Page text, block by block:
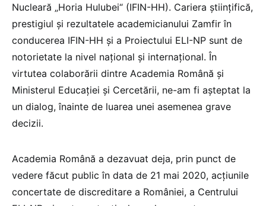
Nucleară „Horia Hulubei“ (IFIN-HH). Cariera ştiinţifică,
prestigiul și rezultatele academicianului Zamfir în
conducerea IFIN-HH și a Proiectului ELI-NP sunt de
notorietate la nivel naţional și internațional. În
virtutea colaborării dintre Academia Română și
Ministerul Educației și Cercetării, ne-am fi așteptat la
un dialog, înainte de luarea unei asemenea grave
decizii.
Academia Română a dezavuat deja, prin punct de
vedere făcut public în data de 21 mai 2020, acțiunile
concertate de discreditare a României, a Centrului